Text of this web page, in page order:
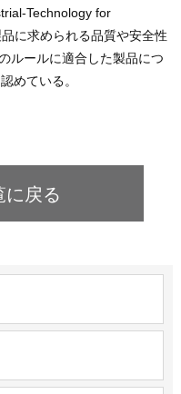
Technology for
に求められる品質や安全性
ルールに適合した製品につ
めている。
に戻る